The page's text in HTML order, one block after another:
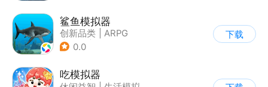
鲨鱼模拟器
创新品类
ARPG
| 冒险
0.0
下载
吃模拟器